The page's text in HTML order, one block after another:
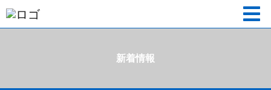
新着情報